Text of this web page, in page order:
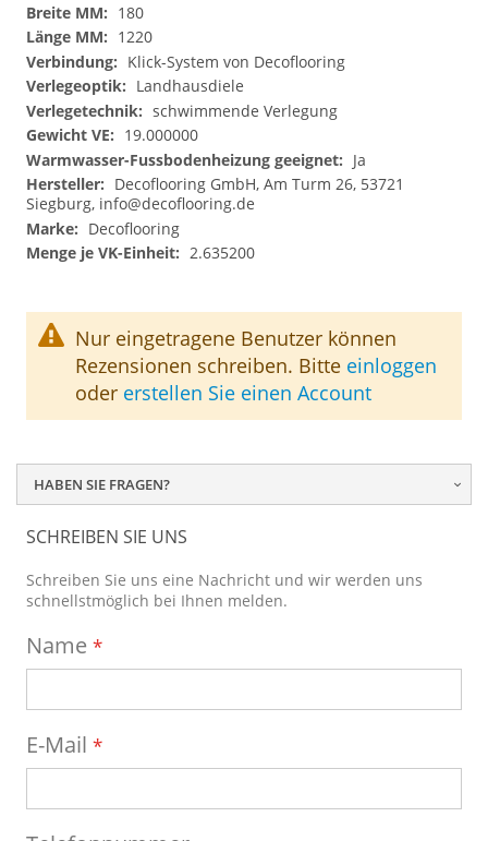
180
1220
Klick-System von Decoflooring
Landhausdiele
schwimmende Verlegung
19.000000
Ja
Decoflooring GmbH, Am Turm 26, 53721
Siegburg, info@decoflooring.de
Decoflooring
2.635200
Nur eingetragene Benutzer können
Rezensionen schreiben. Bitte einloggen
oder erstellen Sie einen Account
HABEN SIE FRAGEN?
SCHREIBEN SIE UNS
Schreiben Sie uns eine Nachricht und wir werden uns
schnellstmöglich bei Ihnen melden.
Name
E-Mail